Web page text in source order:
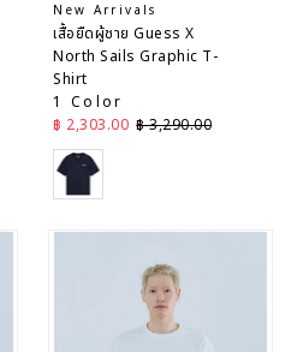
New Arrivals
เสื้อยืดผู้ชาย Guess X
North Sails Graphic T-
Shirt
1 Color
ราคาลด
฿ 2,303.00 ราคาปกติ
฿ 3,290.00
Navy